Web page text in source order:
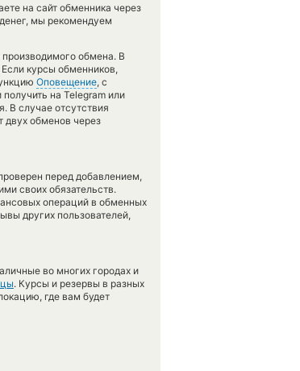
на сайт обменника через
мы рекомендуем
обмена. В
Если курсы обменников,
Оповещение, с
на Telegram или
В случае отсутствия
двух обменов через
перед добавлением,
своих обязательств.
операций в обменных
других пользователей,
во многих городах и
. Курсы и резервы в разных
где вам будет